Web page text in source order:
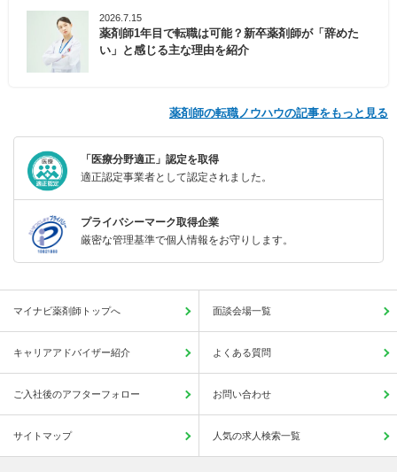
2026.7.15
薬剤師1年目で転職は可能？新卒薬剤師が「辞めた
い」と感じる主な理由を紹介
薬剤師の転職ノウハウの記事をもっと見る
「医療分野適正」認定を取得
適正認定事業者として認定されました。
プライバシーマーク取得企業
厳密な管理基準で個人情報をお守りします。
マイナビ薬剤師トップへ 面談会場一覧
キャリアアドバイザー紹介 よくある質問
ご入社後のアフターフォロー お問い合わせ
サイトマップ 人気の求人検索一覧